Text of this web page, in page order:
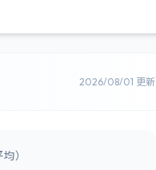
2026/08/01 更新
）